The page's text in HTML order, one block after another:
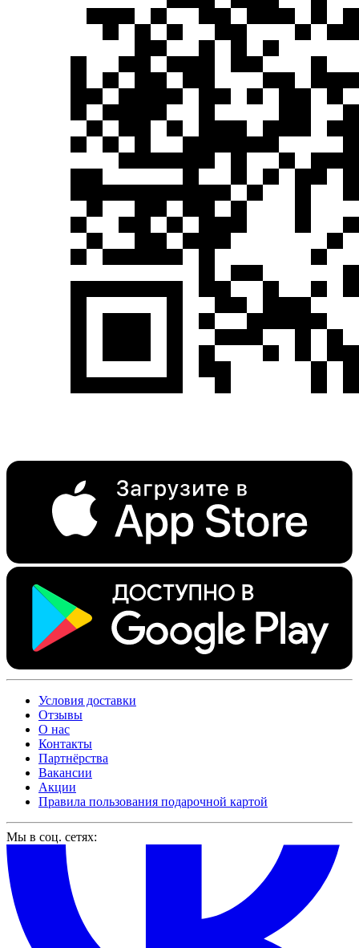
Условия доставки
Отзывы
О нас
Контакты
Партнёрства
Вакансии
Акции
Правила пользования подарочной картой
Мы в соц. сетях: